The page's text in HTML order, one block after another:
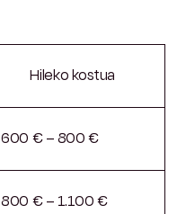
Hileko kostua
600 € – 800 €
800 € – 1.100 €